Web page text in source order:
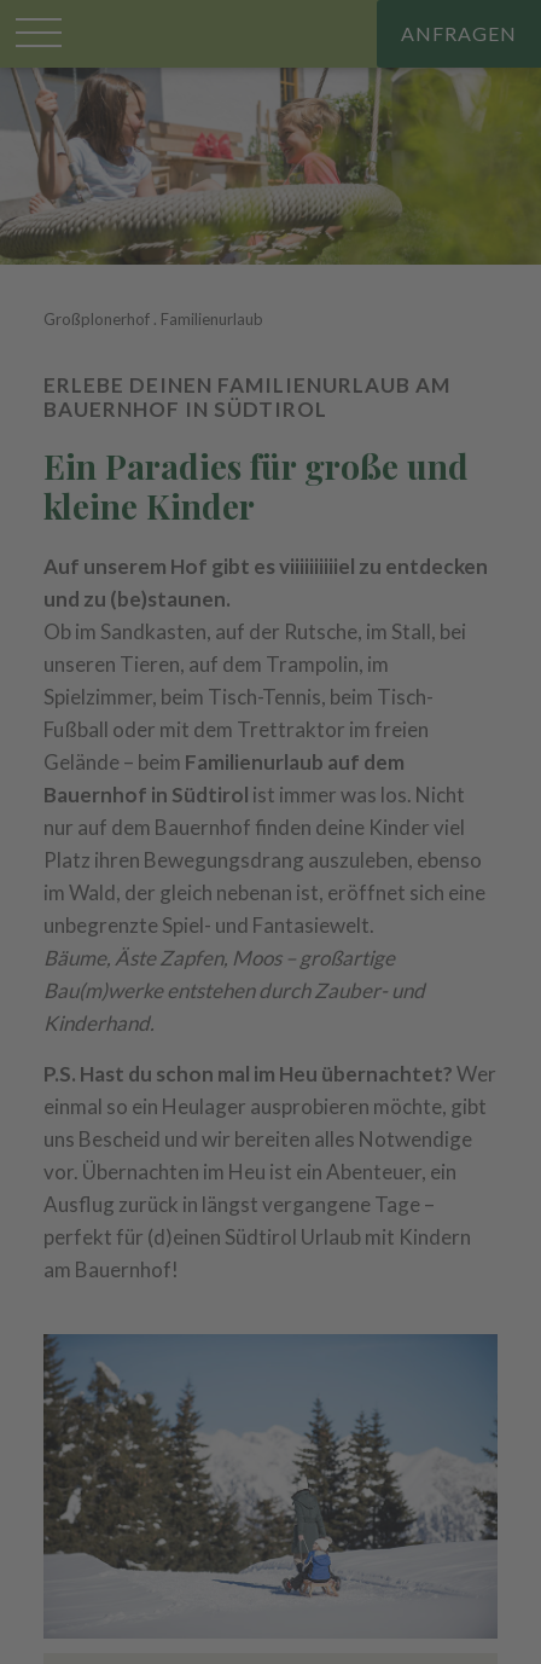
ANFRAGEN
Großplonerhof. Familienurlaub
ERLEBE DEINEN FAMILIENURLAUB AM
BAUERNHOF IN SÜDTIROL
Ein Paradies für große und
kleine Kinder
Auf unserem Hof gibt es viiiiiiiiiiel zu entdecken
und zu (be)staunen.
Ob im Sandkasten, auf der Rutsche, im Stall, bei
unseren Tieren, auf dem Trampolin, im
Spielzimmer, beim Tisch-Tennis, beim Tisch-
Fußball oder mit dem Trettraktor im freien
Gelände – beim Familienurlaub auf dem
Bauernhof in Südtirol ist immer was los. Nicht
nur auf dem Bauernhof finden deine Kinder viel
Platz ihren Bewegungsdrang auszuleben, ebenso
im Wald, der gleich nebenan ist, eröffnet sich eine
unbegrenzte Spiel- und Fantasiewelt.
Bäume, Äste Zapfen, Moos – großartige
Bau(m)werke entstehen durch Zauber- und
Kinderhand.
P.S. Hast du schon mal im Heu übernachtet?Wer
einmal so ein Heulager ausprobieren möchte, gibt
uns Bescheid und wir bereiten alles Notwendige
vor. Übernachten im Heu ist ein Abenteuer, ein
Ausflug zurück in längst vergangene Tage –
perfekt für (d)einen Südtirol Urlaub mit Kindern
am Bauernhof!